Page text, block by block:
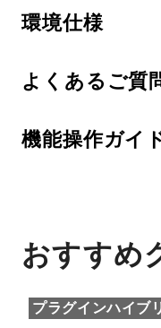
環境仕様
よくあるご質
機能操作ガイ
おすすめ
プラグインハイブ